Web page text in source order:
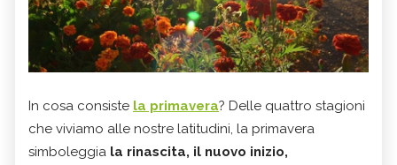
In cosa consiste la primavera? Delle quattro stagioni
che viviamo alle nostre latitudini, la primavera
simboleggia la rinascita, il nuovo inizio,